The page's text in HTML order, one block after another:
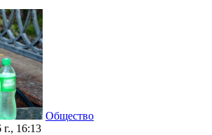
Общество
г., 16:13